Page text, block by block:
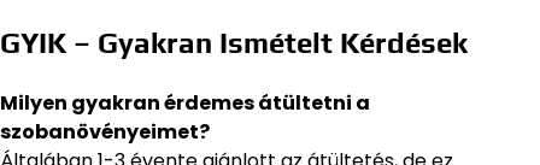
GYIK – Gyakran Ismételt Kérdések
Milyen gyakran érdemes átültetni a
szobanövényeimet?